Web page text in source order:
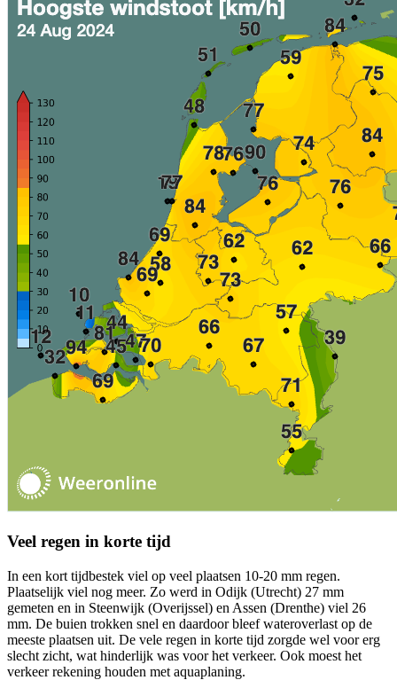
Veel regen in korte tijd
In een kort tijdbestek viel op veel plaatsen 10-20 mm regen.
Plaatselijk viel nog meer. Zo werd in Odijk (Utrecht) 27 mm
gemeten en in Steenwijk (Overijssel) en Assen (Drenthe) viel 26
mm. De buien trokken snel en daardoor bleef wateroverlast op de
meeste plaatsen uit. De vele regen in korte tijd zorgde wel voor erg
slecht zicht, wat hinderlijk was voor het verkeer. Ook moest het
verkeer rekening houden met aquaplaning.